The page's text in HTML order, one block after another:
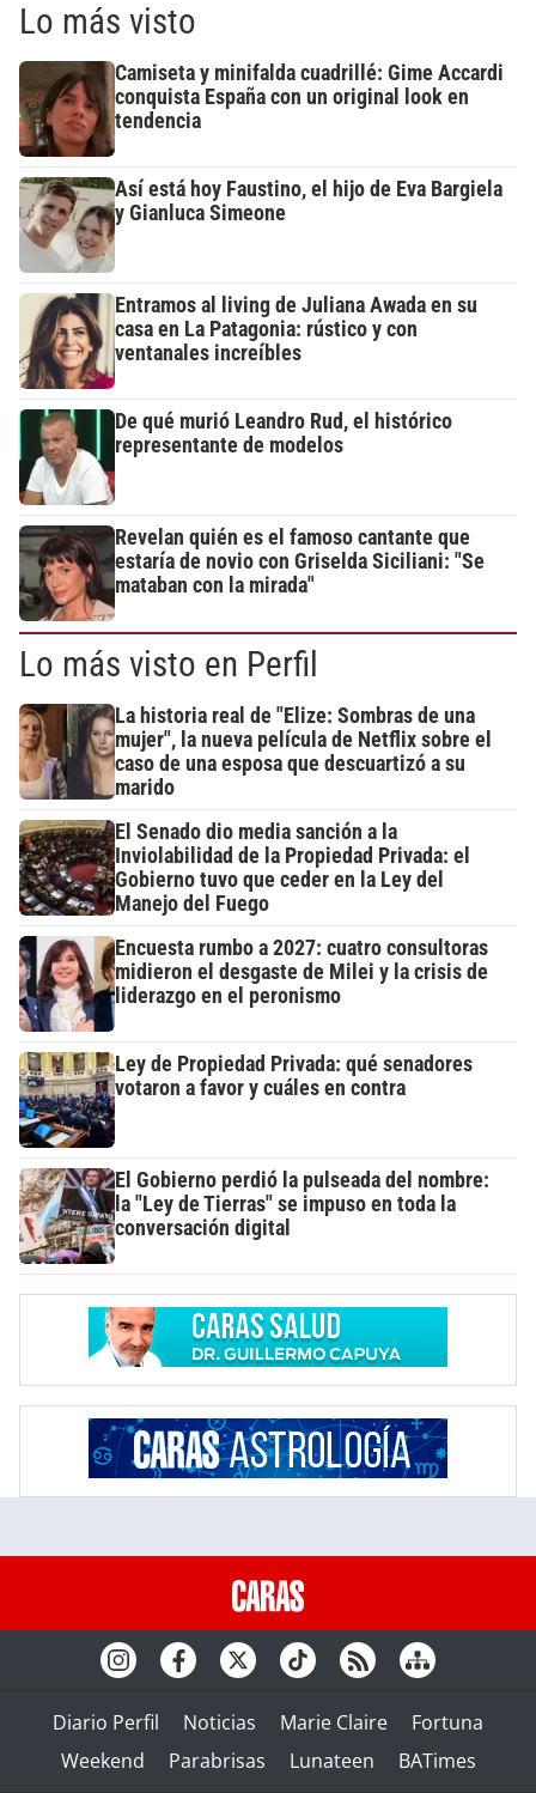
Lo más visto
Camiseta y minifalda cuadrillé: Gime Accardi
conquista España con un original look en
tendencia
Así está hoy Faustino, el hijo de Eva Bargiela
y Gianluca Simeone
Entramos al living de Juliana Awada en su
casa en La Patagonia: rústico y con
ventanales increíbles
De qué murió Leandro Rud, el histórico
representante de modelos
Revelan quién es el famoso cantante que
estaría de novio con Griselda Siciliani: "Se
mataban con la mirada"
Lo más visto en Perfil
La historia real de "Elize: Sombras de una
mujer", la nueva película de Netflix sobre el
caso de una esposa que descuartizó a su
marido
El Senado dio media sanción a la
Inviolabilidad de la Propiedad Privada: el
Gobierno tuvo que ceder en la Ley del
Manejo del Fuego
Encuesta rumbo a 2027: cuatro consultoras
midieron el desgaste de Milei y la crisis de
liderazgo en el peronismo
Ley de Propiedad Privada: qué senadores
votaron a favor y cuáles en contra
El Gobierno perdió la pulseada del nombre:
la "Ley de Tierras" se impuso en toda la
conversación digital
Diario Perfil Noticias Marie Claire
Fortuna
Weekend
Parabrisas Lunateen BATimes